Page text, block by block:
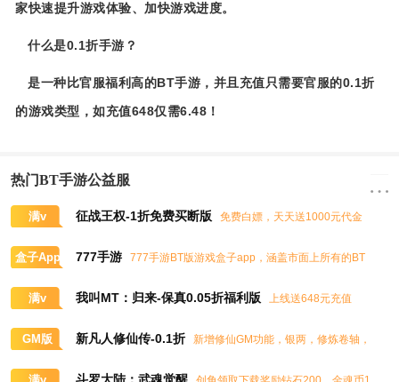
家快速提升游戏体验、加快游戏进度。
什么是0.1折手游？
是一种比官服福利高的BT手游，并且充值只需要官服的0.1折
的游戏类型，如充值648仅需6.48！
热门BT手游公益服
满v 征战王权-1折免费买断版
免费白嫖，天天送1000元代金
盒子App 777手游
777手游BT版游戏盒子app，涵盖市面上所有的BT
满v 我叫MT：归来-保真0.05折福利版
上线送648元充值
GM版 新凡人修仙传-0.1折
新增修仙GM功能，银两，修炼卷轴，